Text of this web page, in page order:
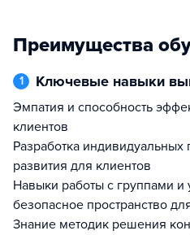
Преимущества
1 Ключевые навыки
Эмпатия и способность эффективно слушать и понимать
клиентов
Разработка
развития для клиентов
Навыки работы с группами и
безопасное пространство
Знание методик решения